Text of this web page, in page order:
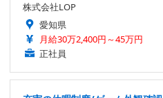
株式会社LOP
愛知県
月給30万2,400円～45万円
正社員